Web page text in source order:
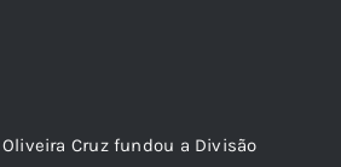
Cruz fundou a Divisão